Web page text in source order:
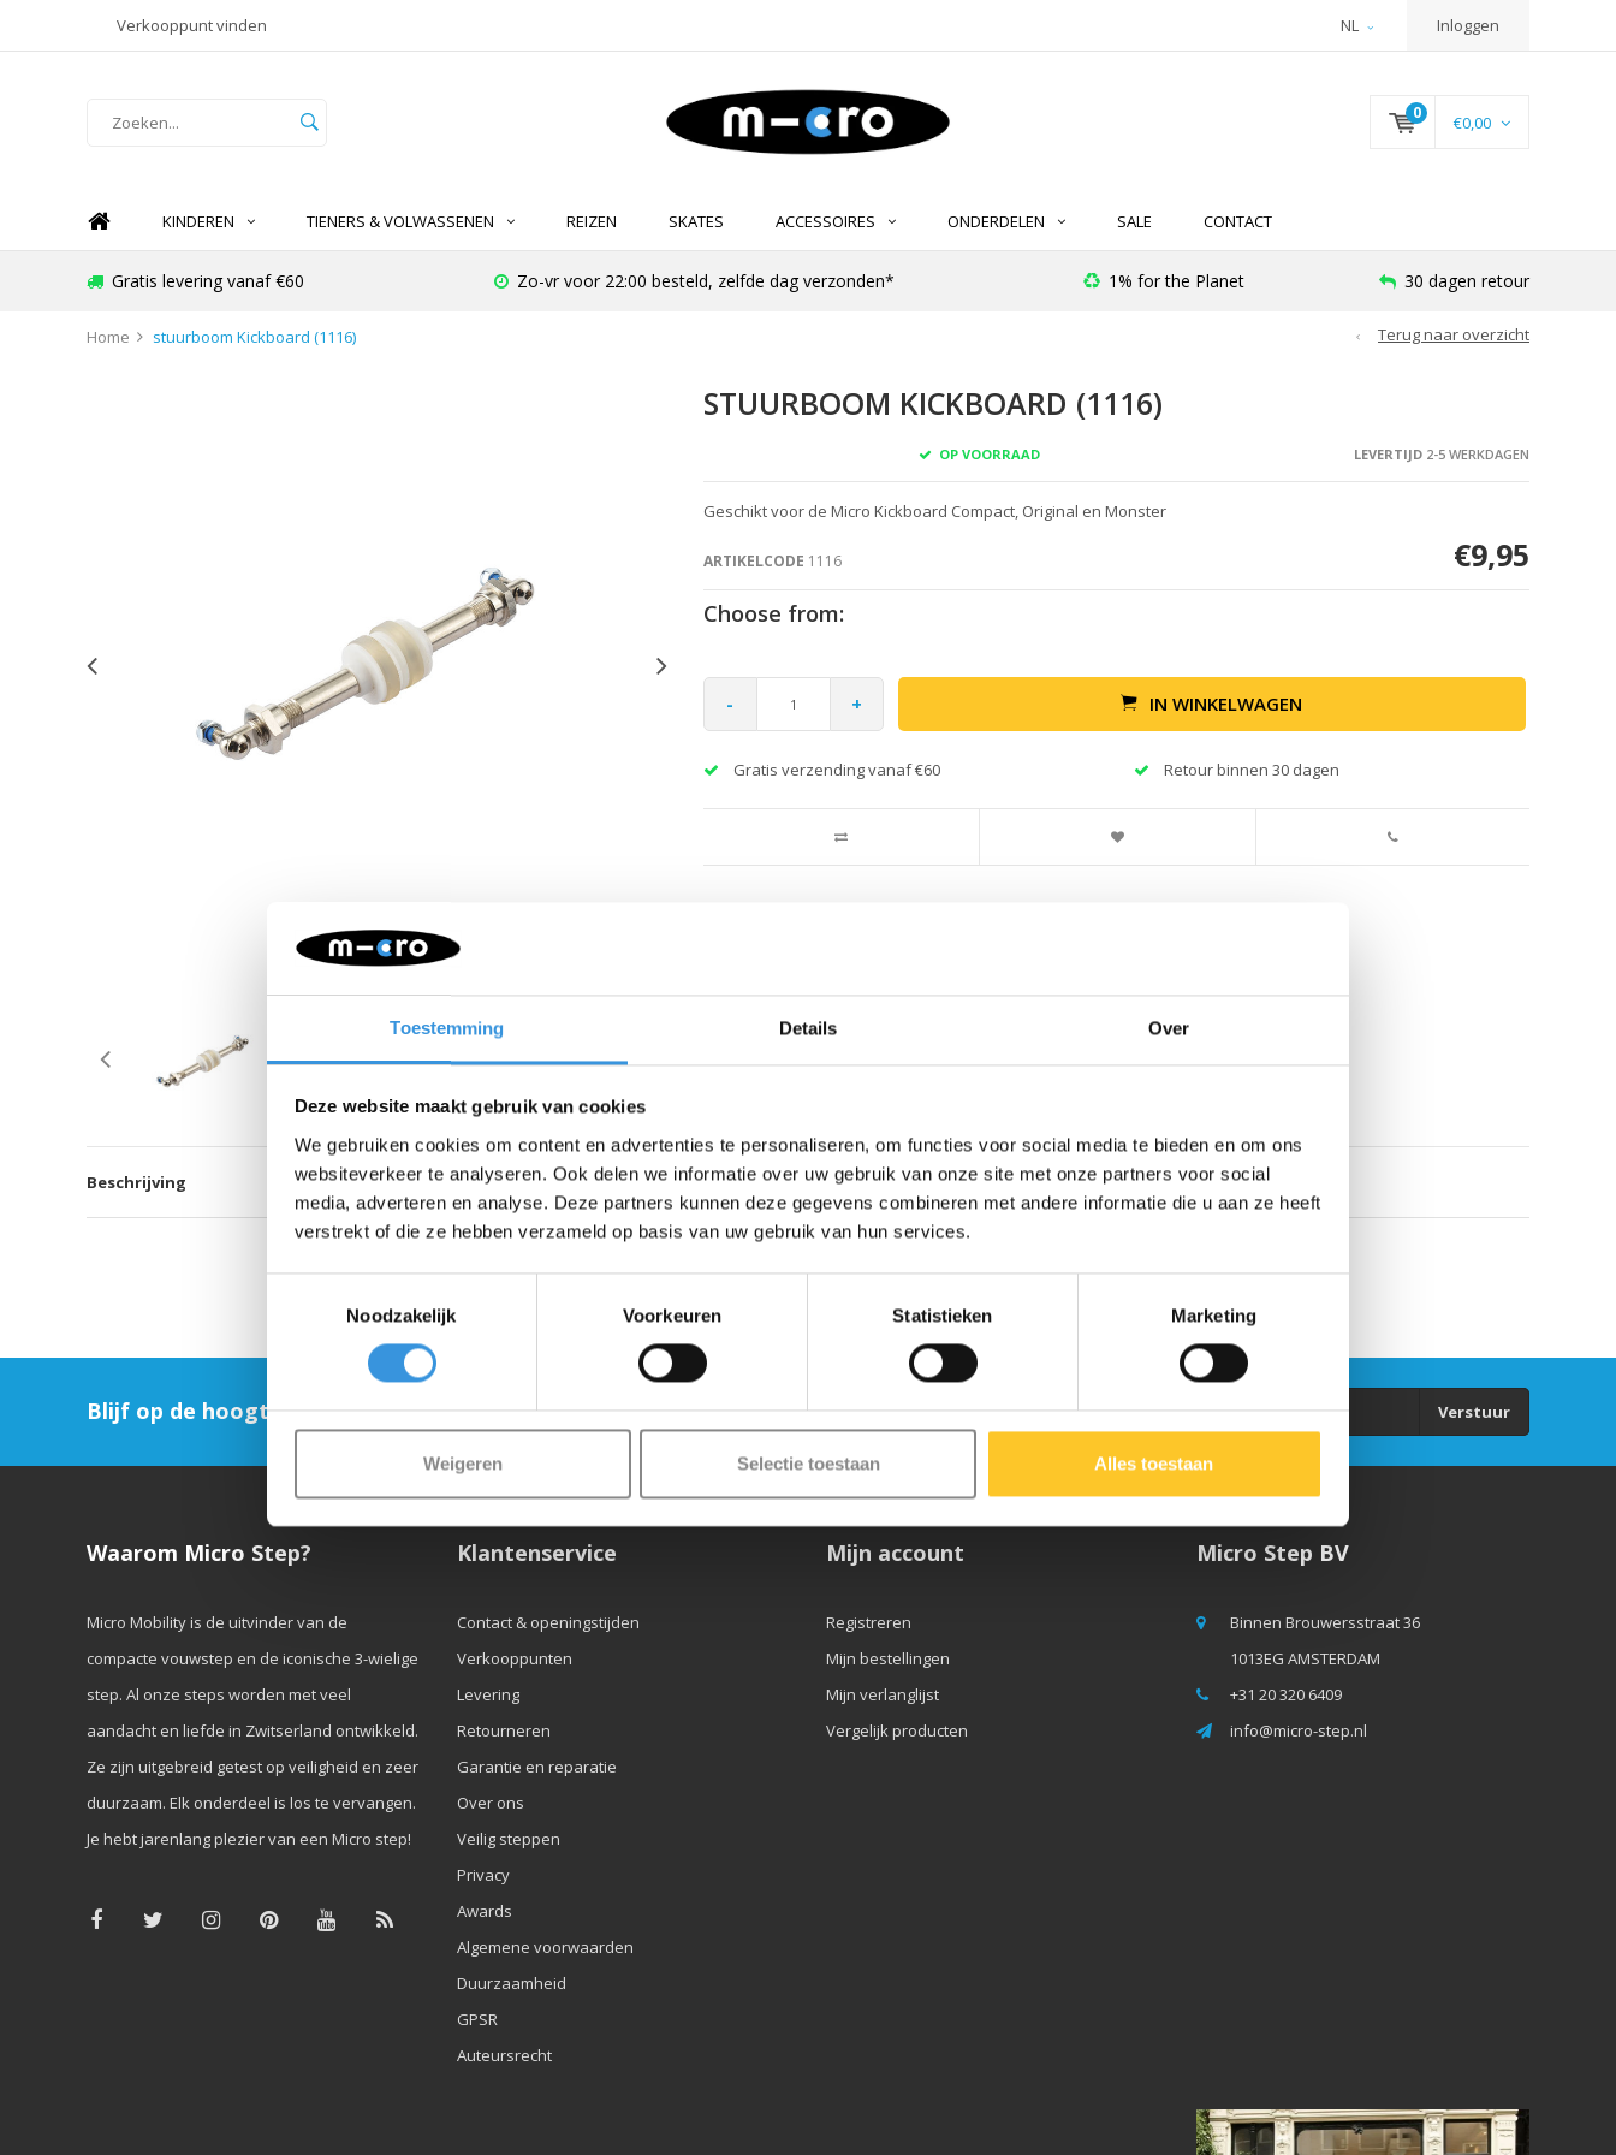
Toestemming Details Over
Deze website maakt gebruik van cookies
We gebruiken cookies om content en advertenties te personaliseren, om functies voor social media te bieden en om ons
websiteverkeer te analyseren. Ook delen we informatie over uw gebruik van onze site met onze partners voor social
media, adverteren en analyse. Deze partners kunnen deze gegevens combineren met andere informatie die u aan ze heeft
verstrekt of die ze hebben verzameld op basis van uw gebruik van hun services.
Noodzakelijk
Voorkeuren Statistieken Marketing
Weigeren Selectie toestaan Alles toestaan
Verkooppunt vinden NL Inloggen
0 €0,00
KINDEREN TIENERS & VOLWASSENEN REIZEN SKATES ACCESSOIRES ONDERDELEN SALE CONTACT
Gratis levering vanaf €60 Zo-vr voor 22:00 besteld, zelfde dag verzonden* 1% for the Planet 30 dagen retour
Home stuurboom Kickboard (1116) Terug naar overzicht
STUURBOOM KICKBOARD (1116)
OP VOORRAAD LEVERTIJD2-5 WERKDAGEN
Geschikt voor de Micro Kickboard Compact, Original en Monster
ARTIKELCODE 1116 €9,95
Choose from:
- + IN WINKELWAGEN
Gratis verzending vanaf €60 Retour binnen 30 dagen
Beschrijving
Blijf op de hoogte en schrijf je in voor onze nieuwsbrief Verstuur
Waarom Micro Step?
Micro Mobility is de uitvinder van de
compacte vouwstep en de iconische 3-wielige
step. Al onze steps worden met veel
aandacht en liefde in Zwitserland ontwikkeld.
Ze zijn uitgebreid getest op veiligheid en zeer
duurzaam. Elk onderdeel is los te vervangen.
Je hebt jarenlang plezier van een Micro step!
Klantenservice
Contact & openingstijden
Verkooppunten
Levering
Retourneren
Garantie en reparatie
Over ons
Veilig steppen
Privacy
Awards
Algemene voorwaarden
Duurzaamheid
GPSR
Auteursrecht
Mijn account
Registreren
Mijn bestellingen
Mijn verlanglijst
Vergelijk producten
Micro Step BV
Binnen Brouwersstraat 36
1013EG AMSTERDAM
+31 20 320 6409
info@micro-step.nl